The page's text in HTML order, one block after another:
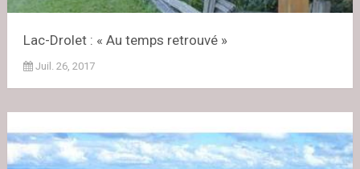
Lac-Drolet : « Au temps retrouvé »
Juil. 26, 2017